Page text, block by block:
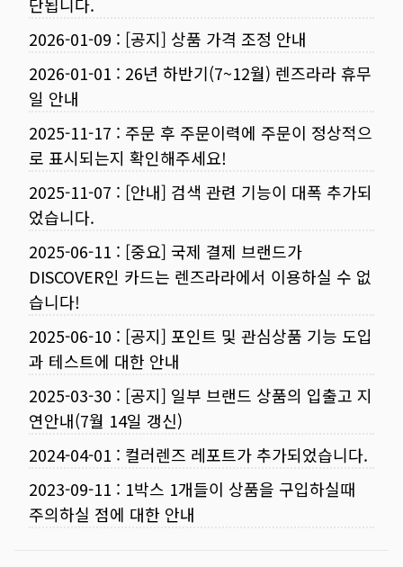
2026-01-09 : [공지] 상품 가격 조정 안내
2026-01-01 : 26년 하반기(7~12월) 렌즈라라 휴무
일 안내
2025-11-17 : 주문 후 주문이력에 주문이 정상적으
로 표시되는지 확인해주세요!
2025-11-07 : [안내] 검색 관련 기능이 대폭 추가되
었습니다.
2025-06-11 : [중요] 국제 결제 브랜드가
DISCOVER인 카드는 렌즈라라에서 이용하실 수 없
습니다!
2025-06-10 : [공지] 포인트 및 관심상품 기능 도입
과 테스트에 대한 안내
2025-03-30 : [공지] 일부 브랜드 상품의 입출고 지
연안내(7월 14일 갱신)
2024-04-01 : 컬러렌즈 레포트가 추가되었습니다.
2023-09-11 : 1박스 1개들이 상품을 구입하실때
주의하실 점에 대한 안내